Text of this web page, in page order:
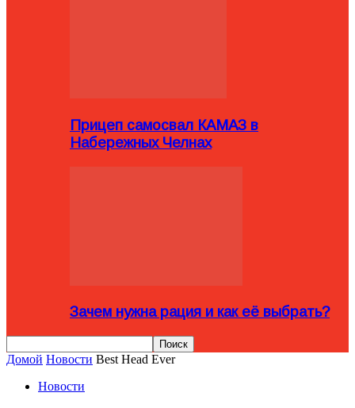
Прицеп самосвал КАМАЗ в
Набережных Челнах
Зачем нужна рация и как её выбрать?
Домой Новости Best Head Ever
Новости